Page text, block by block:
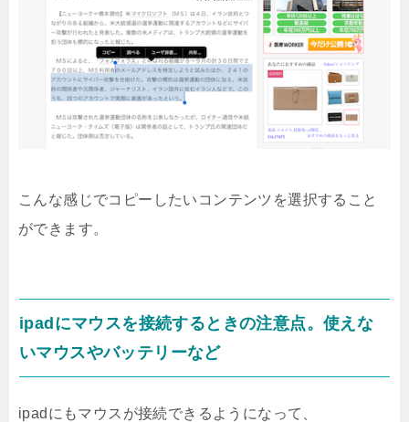
こんな感じでコピーしたいコンテンツを選択すること
ができます。
ipadにマウスを接続するときの注意点。使えな
いマウスやバッテリーなど
ipadにもマウスが接続できるようになって、